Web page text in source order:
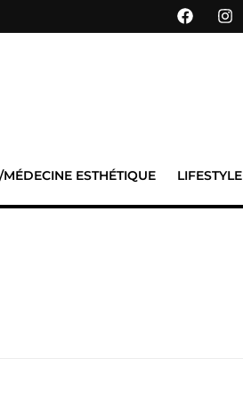
ESTHÉTIQUE LIFESTYLE